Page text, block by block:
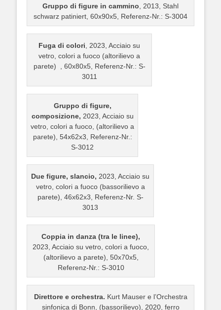
Gruppo di figure in cammino , 2013, Stahl
schwarz patiniert, 60x90x5, Referenz-Nr.: S-3004
Fuga di colori , 2023, Acciaio su
vetro, colori a fuoco (altorilievo a
parete) , 60x80x5, Referenz-Nr.: S-
3011
Gruppo di figure,
composizione, 2023, Acciaio su
vetro, colori a fuoco, (altorilievo a
parete), 54x62x3, Referenz-Nr.:
S-3012
Due figure, slancio, 2023, Acciaio su
vetro, colori a fuoco (bassorilievo a
parete), 46x62x3, Referenz-Nr. S-
3013
Coppia in danza (tra le linee),
2023, Acciaio su vetro, colori a fuoco,
(altorilievo a parete), 50x70x5,
Referenz-Nr.: S-3010
Direttore e orchestra. Kurt Mauser e l’Orchestra
sinfonica di Bonn, (bassorilievo), 2020, ferro